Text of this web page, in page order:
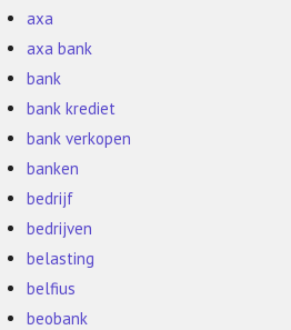
axa
axa bank
bank
bank krediet
bank verkopen
banken
bedrijf
bedrijven
belasting
belfius
beobank